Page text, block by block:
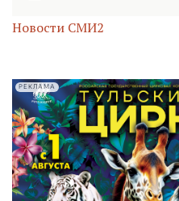
Новости СМИ2
РЕКЛАМА